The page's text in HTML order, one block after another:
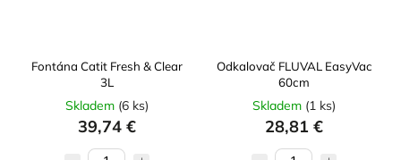
Fontána Catit Fresh & Clear
3L
Skladem (6 ks)
39,74 €
Odkalovač FLUVAL EasyVac
60cm
Skladem (1 ks)
28,81 €